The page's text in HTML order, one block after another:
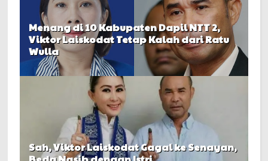
Menang di 10 Kabupaten Dapil NTT 2,
Viktor Laiskodat Tetap Kalah dari Ratu
Wulla
Sah, Viktor Laiskodat Gagal ke Senayan,